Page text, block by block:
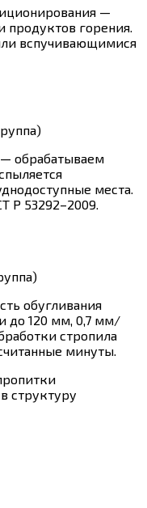
—
продуктов горения.
вспучивающимися
обрабатываем
места.
Р 53292–2009.
обугливания
до 120 мм, 0,7 мм/
стропила
минуты.
структуру